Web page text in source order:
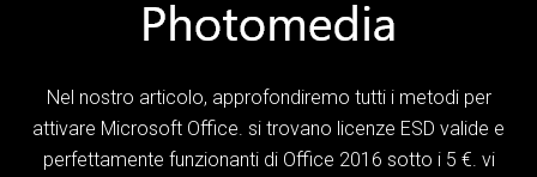
Nel nostro articolo, approfondiremo tutti i metodi per
attivare Microsoft Office. si trovano licenze ESD valide e
perfettamente funzionanti di Office 2016 sotto i 5 €. vi